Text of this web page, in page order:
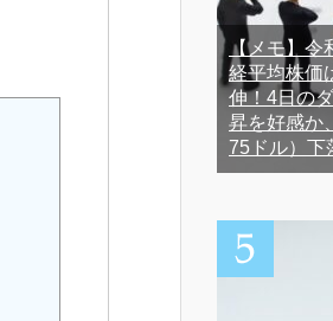
【メモ】令
経平均株価
伸！4日の
昇を好感か
75ドル）下